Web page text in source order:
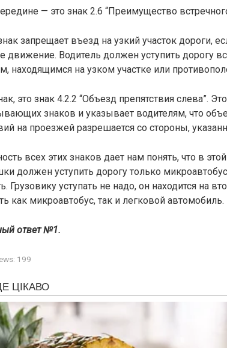
— это знак 2.6 “Преимущество
запрещает въезд на узкий участок дороги,
движение. Водитель должен уступить дорогу
находящимся на узком участке или
это знак 4.2.2 “Объезд препятствия слева”.
знаков и указывает водителям, что
на проезжей разрешается со стороны,
всех этих знаков дает нам понять, что в
должен уступить дорогу только
Грузовику уступать не надо, он находится на
как микроавтобус, так и легковой автомобиль.
ответ №1.
199